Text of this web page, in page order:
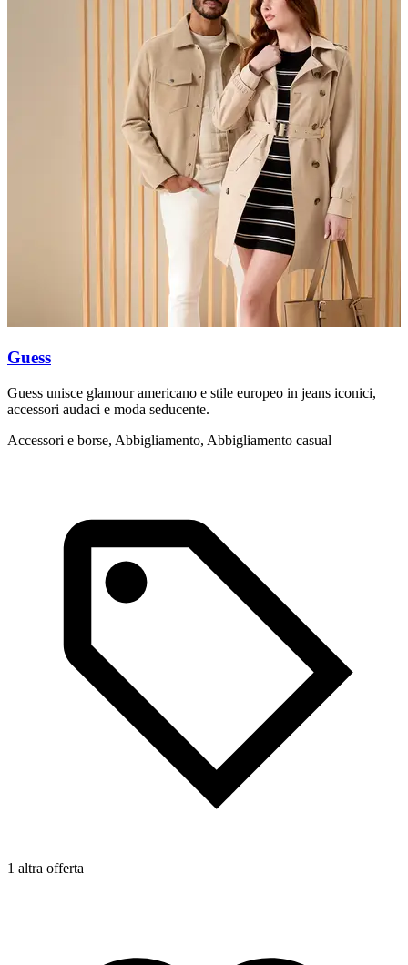
Guess
Guess unisce glamour americano e stile europeo in jeans iconici,
accessori audaci e moda seducente.
Accessori e borse, Abbigliamento, Abbigliamento casual
1 altra offerta